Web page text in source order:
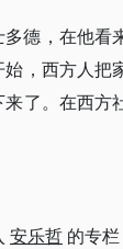
德，在他看
，西方人把
了。在西
安乐哲 的专